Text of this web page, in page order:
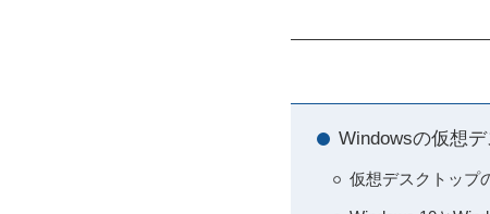
Windowsの仮想
仮想デスクトップ